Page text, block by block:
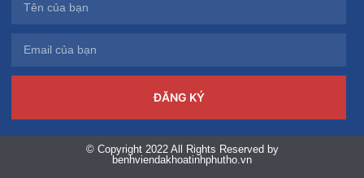
ĐĂNG KÝ
© Copyright 2022 All Rights Reserved by
benhviendakhoatinhphutho.vn